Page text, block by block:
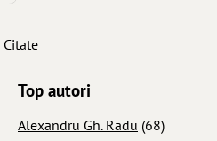
Citate
Top autori
Alexandru Gh. Radu (68)